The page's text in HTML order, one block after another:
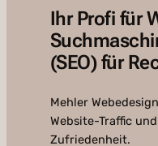
Ihr Profi für
(SEO) für
Mehler
Website-Traffic
Zufriedenheit.